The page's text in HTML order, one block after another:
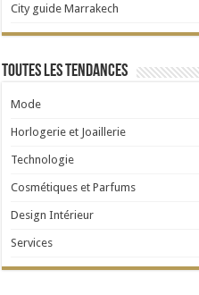
City guide Marrakech
Toutes les tendances
Mode
Horlogerie et Joaillerie
Technologie
Cosmétiques et Parfums
Design Intérieur
Services